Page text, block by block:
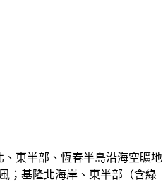
東半部、恆春半島沿海空曠地
；基隆北海岸、東半部（含綠